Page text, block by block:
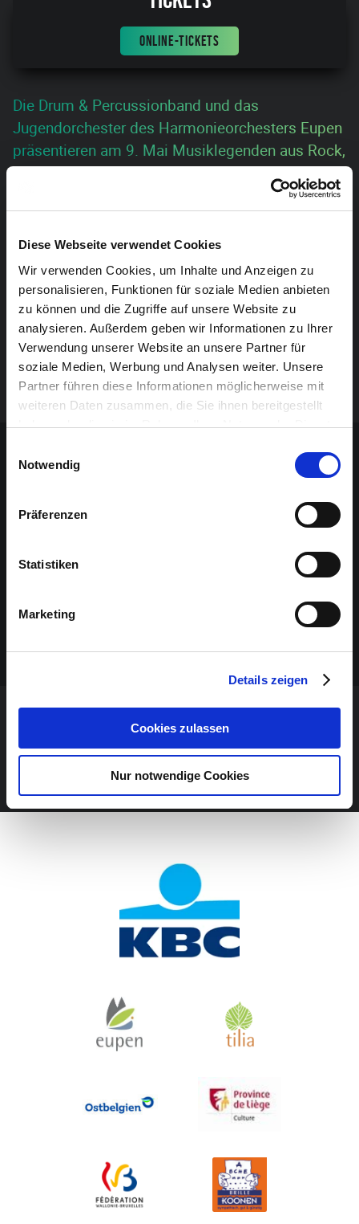
Diese Webseite verwendet Cookies
Wir verwenden Cookies, um Inhalte und Anzeigen zu
personalisieren, Funktionen für soziale Medien anbieten
zu können und die Zugriffe auf unsere Website zu
analysieren. Außerdem geben wir Informationen zu Ihrer
Verwendung unserer Website an unsere Partner für
soziale Medien, Werbung und Analysen weiter. Unsere
Partner führen diese Informationen möglicherweise mit
weiteren Daten zusammen, die Sie ihnen bereitgestellt
haben oder die sie im Rahmen Ihrer Nutzung der Dienste
Notwendig
Präferenzen
Statistiken
Marketing
Details zeigen
Cookies zulassen
Nur notwendige Cookies
ONLINE-TICKETS
Die Drum & Percussionband und das
Jugendorchester des Harmonieorchesters Eupen
präsentieren am 9. Mai Musiklegenden aus Rock,
Pop und Soul im Alten Schlachthof.
Mögen Sie Joe Cocker, Simon & Garfunkel oder Green
Day? Songs wie I’m a Believer, Eye of the Tiger oder
und viele weitere Musiklegenden vergangener Jahre in
einer besonderen Atmosphäre zu genießen.
Das Jugendorchester und die Drum & Percussionband
haben diese bekannten Melodien der Musikgeschichte
für Sie in Percussions- und Ensemblemusik arrangiert.
Sponsoren-Inhalt
VERANSTALTUNG VERPASST?
JETZT UNSEREN NEWSLETTER ABONNIEREN